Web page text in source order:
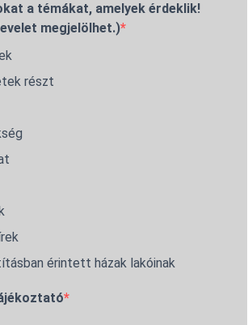
a témákat, amelyek érdeklik!
megjelölhet.)
részt
érintett házak lakóinak